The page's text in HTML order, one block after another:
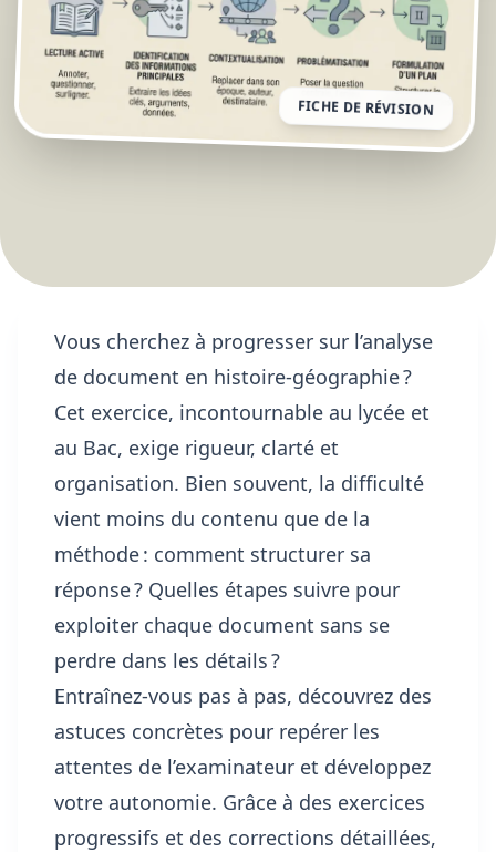
FICHE DE RÉVISION
Vous cherchez à progresser sur l’analyse
de document en histoire-géographie ?
Cet exercice, incontournable au lycée et
au Bac, exige rigueur, clarté et
organisation. Bien souvent, la difficulté
vient moins du contenu que de la
méthode : comment structurer sa
réponse ? Quelles étapes suivre pour
exploiter chaque document sans se
perdre dans les détails ?
Entraînez-vous pas à pas, découvrez des
astuces concrètes pour repérer les
attentes de l’examinateur et développez
votre autonomie. Grâce à des exercices
progressifs et des corrections détaillées,